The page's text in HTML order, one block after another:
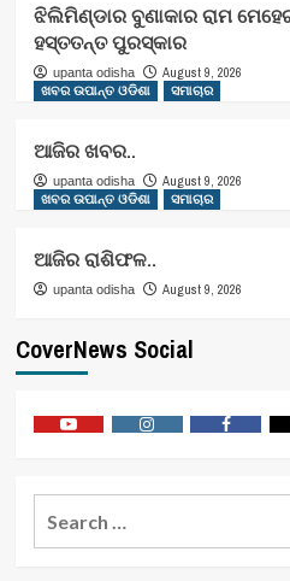
ଝିଲିମିଣ୍ଡାର ବୁଣାକାର ରାମ
ହସ୍ତତନ୍ତ ପୁରସ୍କାର
upanta odisha
August 9, 2026
ଖବର ଉପାନ୍ତ ଓଡିଶା
ସମାଚାର
ଆଜିର ଖବର..
upanta odisha
August 9, 2026
ଖବର ଉପାନ୍ତ ଓଡିଶା
ସମାଚାର
ଆଜିର ରାଶିଫଳ..
upanta odisha August 9, 2026
CoverNews Social